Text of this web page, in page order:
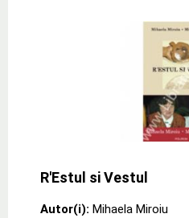
R'Estul si Vestul
Autor(i): Mihaela Miroiu